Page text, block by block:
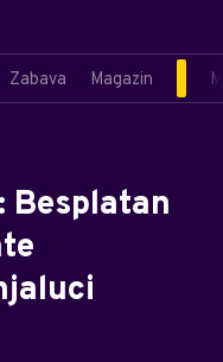
Zabava Magazin
Besplatan